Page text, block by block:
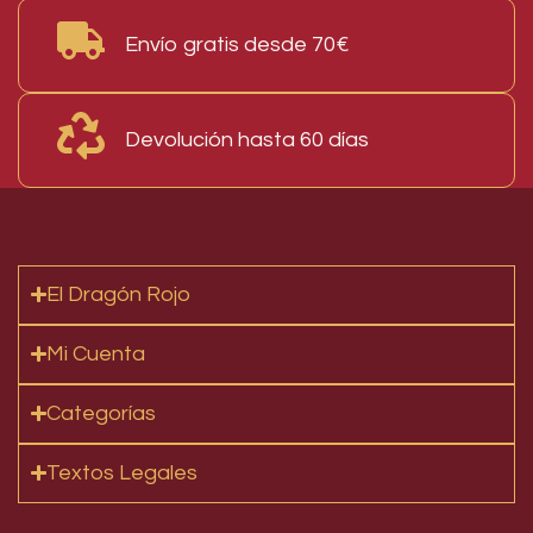
Envío gratis desde 70€
Devolución hasta 60 días
El Dragón Rojo
Mi Cuenta
Categorías
Textos Legales